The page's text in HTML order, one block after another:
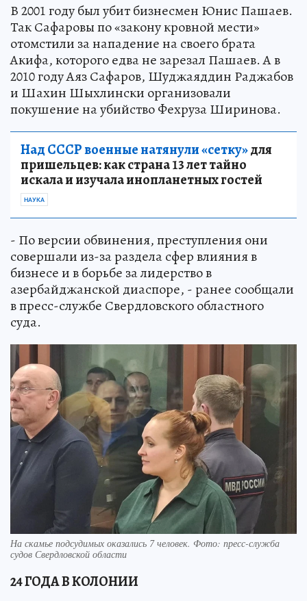
В 2001 году был убит бизнесмен Юнис Пашаев.
Так Сафаровы по «закону кровной мести»
отомстили за нападение на своего брата
Акифа, которого едва не зарезал Пашаев. А в
2010 году Аяз Сафаров, Шуджаяддин Раджабов
и Шахин Шыхлински организовали
покушение на убийство Фехруза Ширинова.
Над СССР военные натянули «сетку»для
пришельцев: как страна 13 лет тайно
искала и изучала инопланетных гостей
НАУКА
- По версии обвинения, преступления они
совершали из-за раздела сфер влияния в
бизнесе и в борьбе за лидерство в
азербайджанской диаспоре, - ранее сообщали
в пресс-службе Свердловского областного
суда.
На скамье подсудимых оказались 7 человек. Фото: пресс-служба
судов Свердловской области
24 ГОДА В КОЛОНИИ